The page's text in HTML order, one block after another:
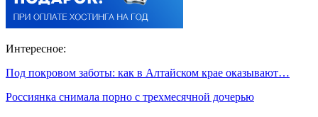
Интересное:
Под покровом заботы: как в Алтайском крае оказывают…
Россиянка снимала порно с трехмесячной дочерью